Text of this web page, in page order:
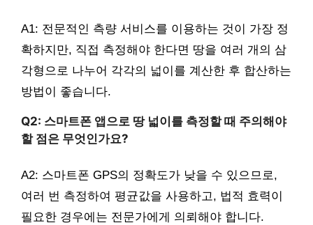
A1: 전문적인 측량 서비스를 이용하는 것이 가장 정
확하지만, 직접 측정해야 한다면 땅을 여러 개의 삼
각형으로 나누어 각각의 넓이를 계산한 후 합산하는
방법이 좋습니다.
Q2: 스마트폰 앱으로 땅 넓이를 측정할 때 주의해야
할 점은 무엇인가요?
A2: 스마트폰 GPS의 정확도가 낮을 수 있으므로,
여러 번 측정하여 평균값을 사용하고, 법적 효력이
필요한 경우에는 전문가에게 의뢰해야 합니다.